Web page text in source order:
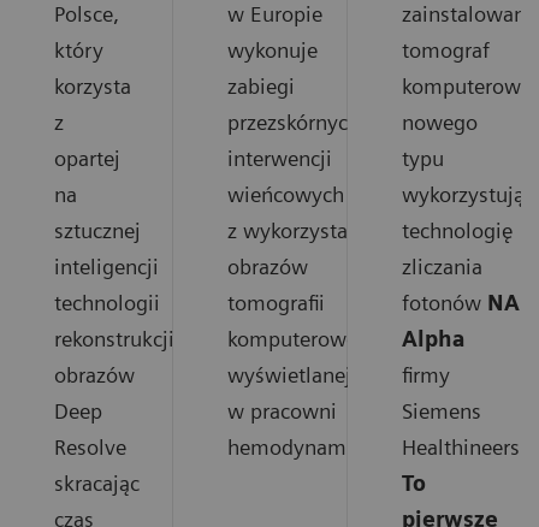
Polsce,
który
korzysta
z
opartej
na
sztucznej
inteligencji
technologii
rekonstrukcji
obrazów
Deep
Resolve
skracając
czas
w Europie
wykonuje
zabiegi
przezskórnych
interwencji
wieńcowych
z wykorzystaniem
obrazów
tomografii
komputerowej
wyświetlanej
w pracowni
hemodynamiki.
zainstalowano
tomograf
komputerowy
nowego
typu
technologię
zliczania
fotonów
Alpha
firmy
Siemens
Healthineers.
To
pierwsze